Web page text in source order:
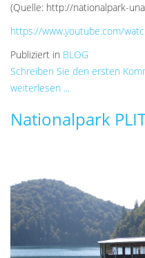
(Quelle: http://nationalpark-
https://www.youtube.com/
Publiziert in BLOG
Schreiben Sie den ersten
weiterlesen ...
Nationalpark